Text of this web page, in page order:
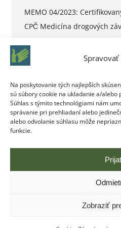
Spravovať
Na poskytovanie tých najlepších
sú súbory cookie na ukladanie a/
Súhlas s týmito technológiami nám
správanie pri prehliadaní alebo
alebo odvolanie súhlasu môže
funkcie.
Zobraziť
MEMO 04/2023:
CPČ Medicína drogových
drogových závislostí v
akreditovaný študijný
pracovnej činnosti
zdravotníckom povolaní
detský psychiater. Začiatok
na jeseň 2023. Uchádzačov